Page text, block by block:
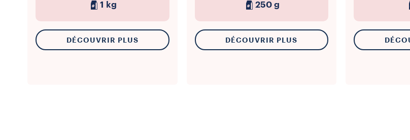
1 kg
DÉCOUVRIR PLUS
250 g
DÉCOUVRIR PLUS